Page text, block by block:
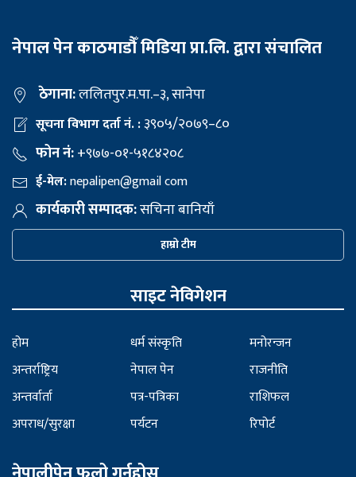
नेपाल पेन काठमाडौँ मिडिया प्रा.लि. द्वारा संचालित
ठेगाना:ललितपुर.म.पा.–३, सानेपा
सूचना विभाग दर्ता नं. :३९०५/२०७९–८०
फोन नं:+९७७-०१-५१८४२०८
ई-मेल:nepalipen@gmail com
कार्यकारी सम्पादक:सचिना बानियाँ
हाम्रो टीम
साइट नेविगेशन
होम
अन्तर्राष्ट्रिय
अन्तर्वार्ता
अपराध/सुरक्षा
धर्म संस्कृति
नेपाल पेन
पत्र-पत्रिका
पर्यटन
मनोरन्जन
राजनीति
राशिफल
रिपोर्ट